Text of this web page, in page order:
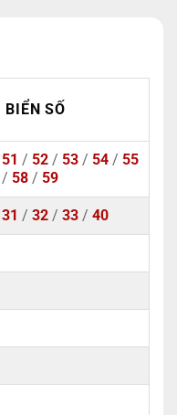
BIỂN SỐ
51 / 52 / 53 / 54 / 55
/ 58 / 59
31 / 32 / 33 / 40